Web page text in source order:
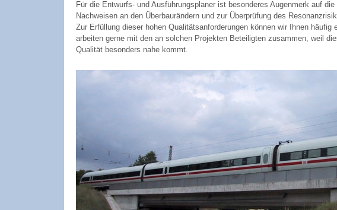
Für die Entwurfs- und Ausführungsplaner ist besonderes Augenmerk auf
Nachweisen an den Überbaurändern und zur Überprüfung des
Zur Erfüllung dieser hohen Qualitätsanforderungen können wir Ihnen
arbeiten gerne mit den an solchen Projekten Beteiligten zusammen, weil
Qualität besonders nahe kommt.